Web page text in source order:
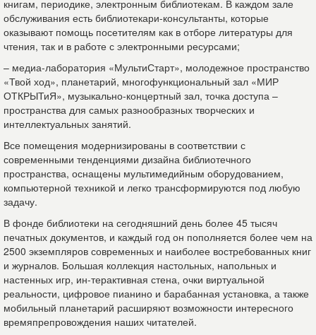
книгам, периодике, электронным библиотекам. В каждом зале
обслуживания есть библиотекари-консультанты, которые
оказывают помощь посетителям как в отборе литературы для
чтения, так и в работе с электронными ресурсами;
– медиа-лаборатория «МультиСтарт», молодежное пространство
«Твой ход», планетарий, многофункциональный зал «МИР
ОТКРЫТиЯ», музыкально-концертный зал, точка доступа –
пространства для самых разнообразных творческих и
интеллектуальных занятий.
Все помещения модернизированы в соответствии с
современными тенденциями дизайна библиотечного
пространства, оснащены мультимедийным оборудованием,
компьютерной техникой и легко трансформируются под любую
задачу.
В фонде библиотеки на сегодняшний день более 45 тысяч
печатных документов, и каждый год он пополняется более чем на
2500 экземпляров современных и наиболее востребованных книг
и журналов. Большая коллекция настольных, напольных и
настенных игр, ин-терактивная стена, очки виртуальной
реальности, цифровое пианино и барабанная установка, а также
мобильный планетарий расширяют возможности интересного
времяпрепровождения наших читателей.